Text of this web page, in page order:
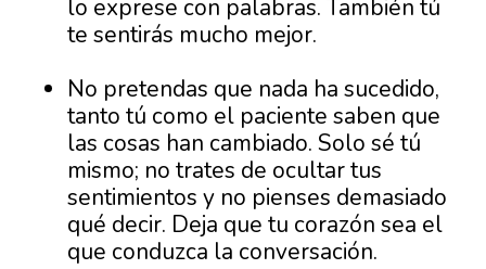
lo exprese con palabras. También tú
te sentirás mucho mejor.
No pretendas que nada ha sucedido,
tanto tú como el paciente saben que
las cosas han cambiado. Solo sé tú
mismo; no trates de ocultar tus
sentimientos y no pienses demasiado
qué decir. Deja que tu corazón sea el
que conduzca la conversación.